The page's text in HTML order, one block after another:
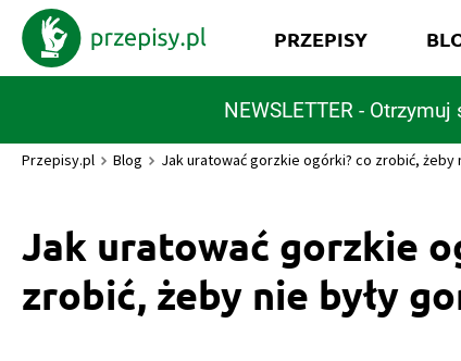
NEWSLETTER -
PRZEPISY
Przepisy.pl Blog Jak uratować gorzkie ogórki? co zrobić, żeby
Jak uratować gorzkie
zrobić, żeby nie były